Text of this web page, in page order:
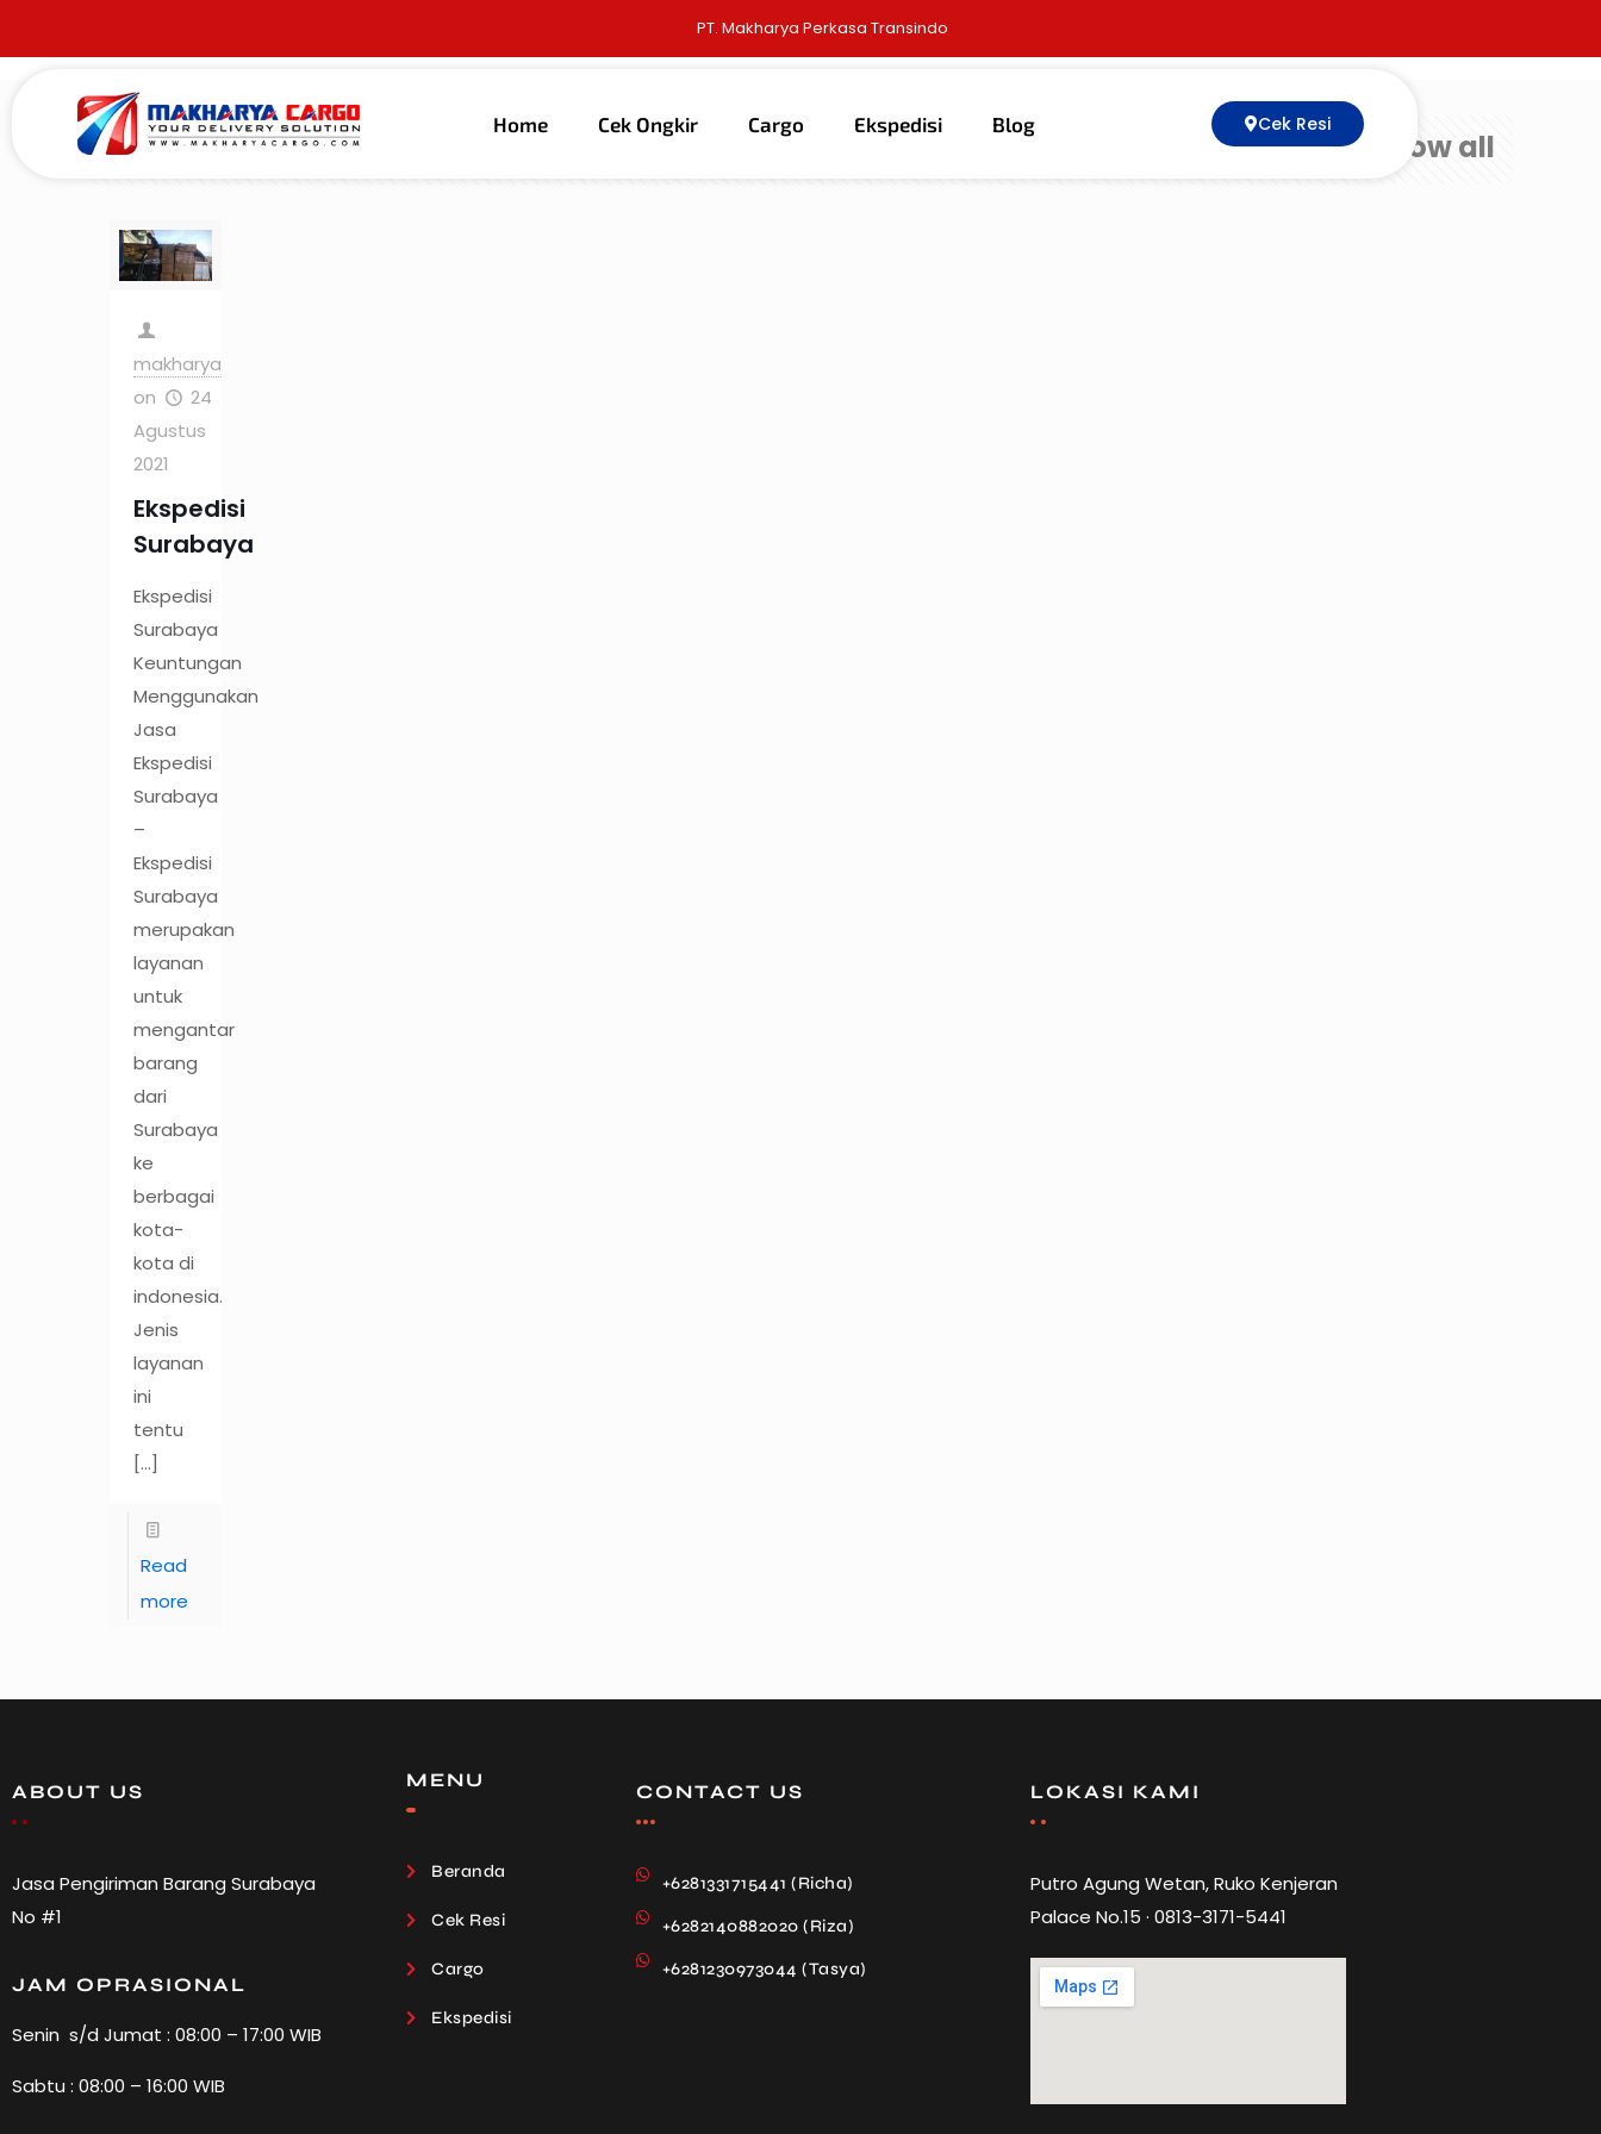
PT. Makharya Perkasa Transindo
Home Cek Ongkir Cargo Ekspedisi Blog Cek Resi
Filter by Categories Show all
makharya
on
24
Agustus
2021
Ekspedisi
Surabaya
Ekspedisi
Surabaya
Keuntungan
Menggunakan
Jasa
Ekspedisi
Surabaya
–
Ekspedisi
Surabaya
merupakan
layanan
untuk
mengantar
barang
dari
Surabaya
ke
berbagai
kota-
kota di
indonesia.
Jenis
layanan
ini
tentu
[…]
Read
more
ABOUT US
Jasa Pengiriman Barang Surabaya
No #1
JAM OPRASIONAL
Senin s/d Jumat : 08:00 – 17:00 WIB
Sabtu : 08:00 – 16:00 WIB
MENU
Beranda
Cek Resi
Cargo
Ekspedisi
CONTACT US
+6281331715441 (Richa)
+6282140882020 (Riza)
+6281230973044 (Tasya)
LOKASI KAMI
Putro Agung Wetan, Ruko Kenjeran
Palace No.15 · 0813-3171-5441